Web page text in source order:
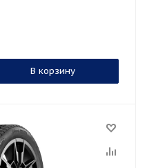
В корзину